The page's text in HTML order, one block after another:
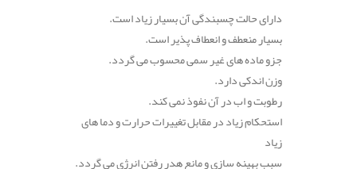
دارای حالت چسبندگی آن بسیار زیاد است.
بسیار منعطف و انعطاف پذیر است.
جزو ماده های غیر سمی محسوب می گردد.
وزن اندکی دارد.
رطوبت و اب در آن نفوذ نمی کند.
استحکام زیاد در مقابل تغییرات حرارت و دما های
زیاد
سبب بهینه سازی و مانع هدر رفتن انرژی می گردد.